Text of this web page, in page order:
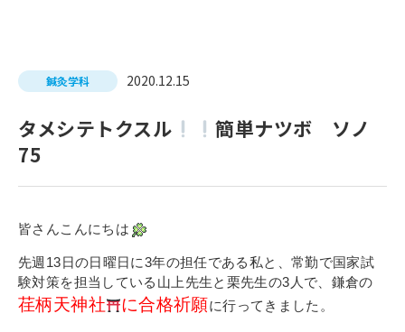
研修・講座
公共職業訓練
よくあるご質問
在校生の皆さまへ
卒業生の皆さまへ
鍼灸学科 2020.12.15
タメシテトクスル
簡単ナツボ ソノ
75
皆さんこんにちは
先週13日の日曜日に3年の担任である私と、常勤で国家試
験対策を担当している山上先生と栗先生の3人で、鎌倉の
荏柄天神社 に合格祈願に行ってきました。